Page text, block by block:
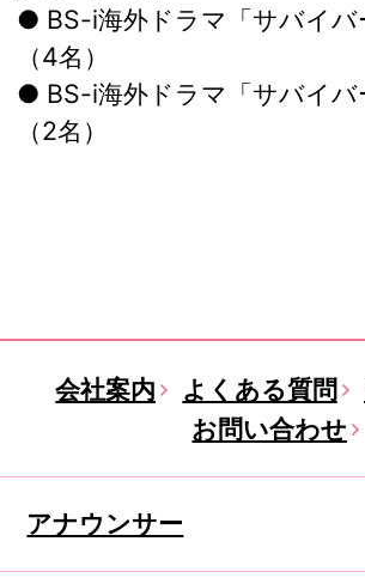
● BS-i海外ドラマ「サバイバ
（4名）
● BS-i海外ドラマ「サバイバ
（2名）
会社案内 よくある質問
お問い合わせ
アナウンサー